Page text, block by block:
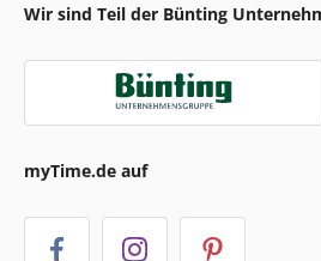
Wir sind Teil der Bünting
myTime.de auf